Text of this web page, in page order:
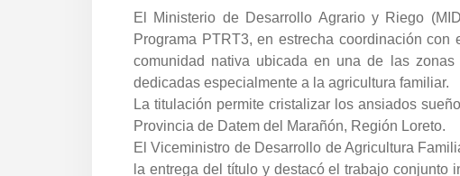
El Ministerio de Desarrollo Agrario y Riego
Programa PTRT3, en estrecha coordinación
comunidad nativa ubicada en una de las
dedicadas especialmente a la agricultura familiar.
La titulación permite cristalizar los ansiados
Provincia de Datem del Marañón, Región Loreto.
El Viceministro de Desarrollo de Agricultura
la entrega del título y destacó el trabajo